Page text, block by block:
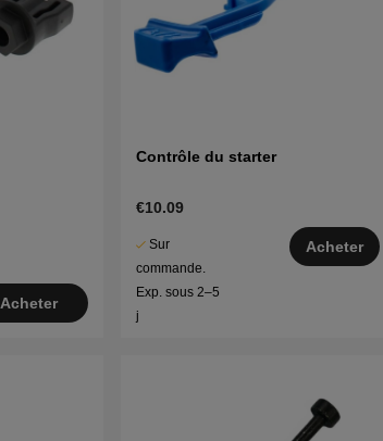
Acheter
Contrôle du starter
€10.09
Sur
commande.
Exp. sous 2–5
j
Acheter